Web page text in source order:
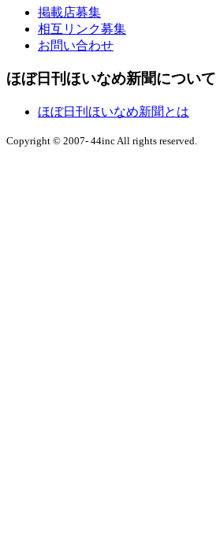
掲載店募集
相互リンク募集
お問い合わせ
ほぼ日刊ほいなめ新聞について
ほぼ日刊ほいなめ新聞とは
Copyright © 2007- 44inc All rights reserved.